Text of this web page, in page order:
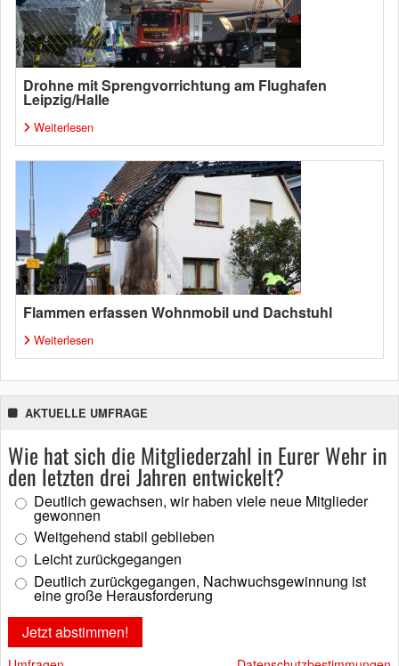
Drohne mit Sprengvorrichtung am Flughafen
Leipzig/Halle
Weiterlesen
Flammen erfassen Wohnmobil und Dachstuhl
Weiterlesen
AKTUELLE UMFRAGE
Wie hat sich die Mitgliederzahl in Eurer Wehr in
den letzten drei Jahren entwickelt?
Deutlich gewachsen, wir haben viele neue Mitglieder
gewonnen
Weitgehend stabil geblieben
Leicht zurückgegangen
Deutlich zurückgegangen, Nachwuchsgewinnung ist
eine große Herausforderung